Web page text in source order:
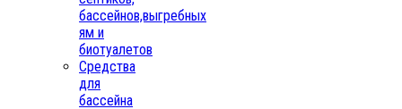
бассейнов,выгребных
ям и
биотуалетов
Средства
для
бассейна